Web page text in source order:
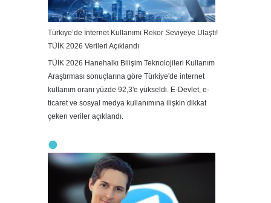
Türkiye’de İnternet Kullanımı Rekor Seviyeye Ulaştı!
TÜİK 2026 Verileri Açıklandı
TÜİK 2026 Hanehalkı Bilişim Teknolojileri Kullanım
Araştırması sonuçlarına göre Türkiye'de internet
kullanım oranı yüzde 92,3'e yükseldi. E-Devlet, e-
ticaret ve sosyal medya kullanımına ilişkin dikkat
çeken veriler açıklandı.